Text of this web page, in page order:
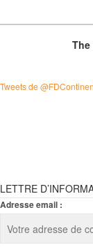
PUBLICATIONS
Tweets de
LETTRE
Adresse email :